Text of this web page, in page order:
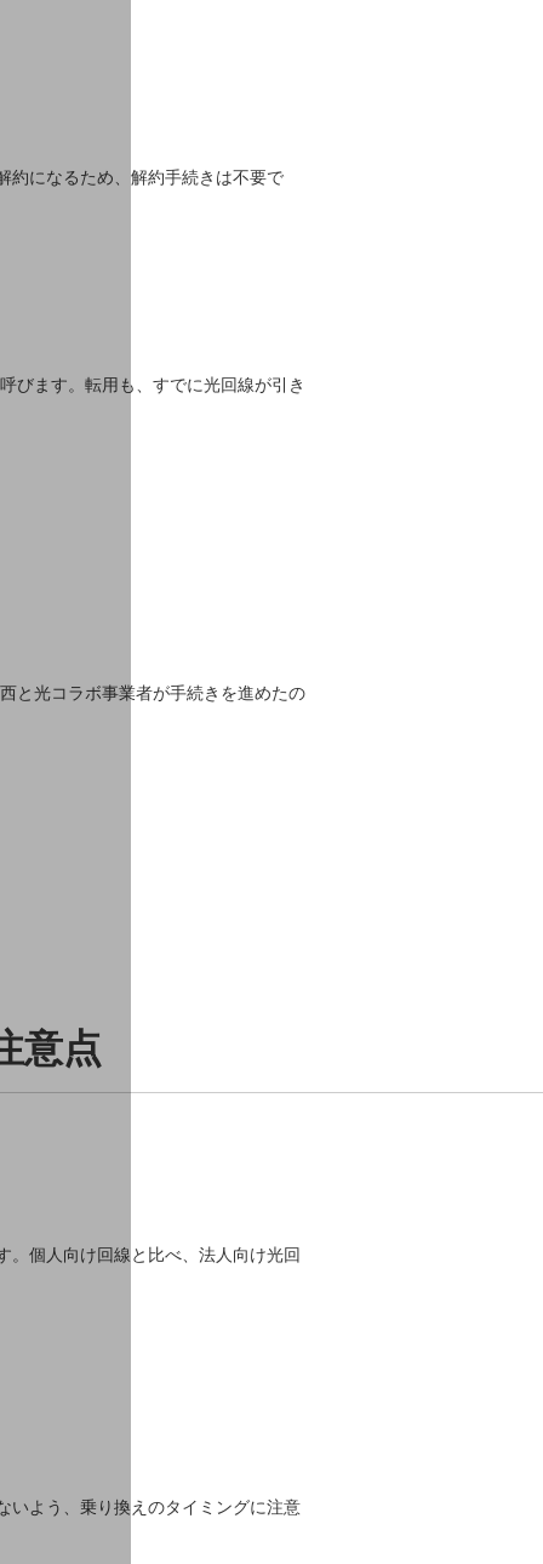
約になるため、解約手続きは不要で
びます。転用も、すでに光回線が引き
と光コラボ事業者が手続きを進めたの
意点
。個人向け回線と比べ、法人向け光回
いよう、乗り換えのタイミングに注意